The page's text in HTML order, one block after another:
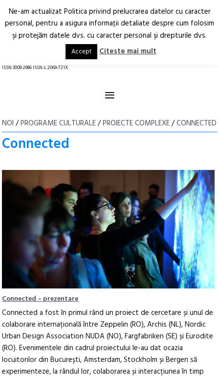
Arhitectură.
Oraș.
RO EN
ISSN 3008-2986 ISSN-L 2069-721X
≡
NOI /PROGRAME CULTURALE/PROIECTE COMPLEXE/CONNECTED
Connected
Connected – prezentare
Connected a fost în primul rând un proiect de cercetare și unul de
colaborare internațională între Zeppelin (RO), Archis (NL), Nordic
Urban Design Association NUDA (NO), Fargfabriken (SE) și Eurodite
(RO). Evenimentele din cadrul proiectului le-au dat ocazia
locuitorilor din București, Amsterdam, Stockholm și Bergen să
experimenteze, la rândul lor, colaborarea și interacțiunea în timp
Ne-am actualizat Politica privind prelucrarea datelor cu caracter
personal, pentru a asigura informaţii detaliate despre cum folosim
şi protejăm datele dvs. cu caracter personal şi drepturile dvs.
Accept Citeste mai mult